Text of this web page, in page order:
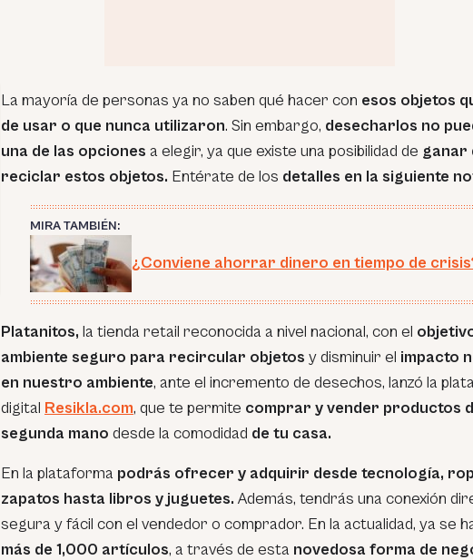
La mayoría de personas ya no saben qué hacer con esos objetos
de usar o que nunca utilizaron. Sin embargo, desecharlos no
una de las opciones a elegir, ya que existe una posibilidad de ganar
reciclar estos objetos. Entérate de los detalles en la siguiente
MIRA TAMBIÉN:
¿Conviene ahorrar dinero en tiempo de
Platanitos, la tienda retail reconocida a nivel nacional, con el
ambiente seguro para recircular objetos y disminuir el impacto
en nuestro ambiente, ante el incremento de desechos, lanzó la
digital Resikla.com, que te permite comprar y vender productos
segunda mano desde la comodidad de tu casa.
En la plataforma podrás ofrecer y adquirir desde tecnología,
zapatos hasta libros y juguetes. Además, tendrás una conexión
segura y fácil con el vendedor o comprador. En la actualidad, ya se
más de 1,000 artículos, a través de esta novedosa forma de